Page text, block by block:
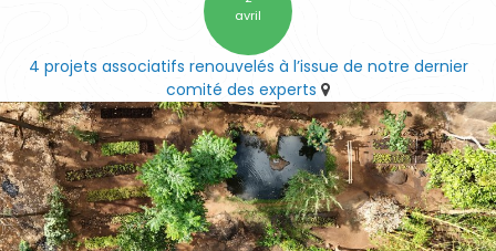
avril
4 projets associatifs renouvelés à l’issue de notre dernier
comité des experts